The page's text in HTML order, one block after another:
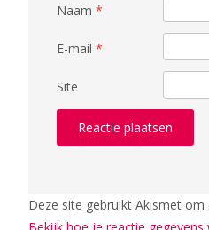
Naam *
E-mail *
Site
Deze site gebruikt Akismet